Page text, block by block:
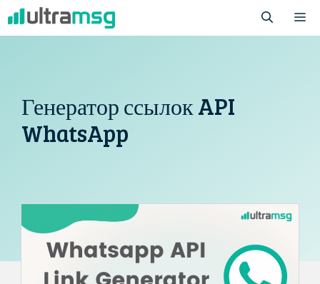
Перейти
Генератор ссылок API
WhatsApp